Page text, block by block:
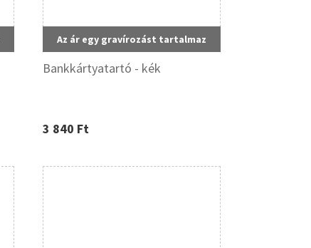
Az ár egy gravírozást tartalmaz
Bankkártyatartó - kék
3 840 Ft